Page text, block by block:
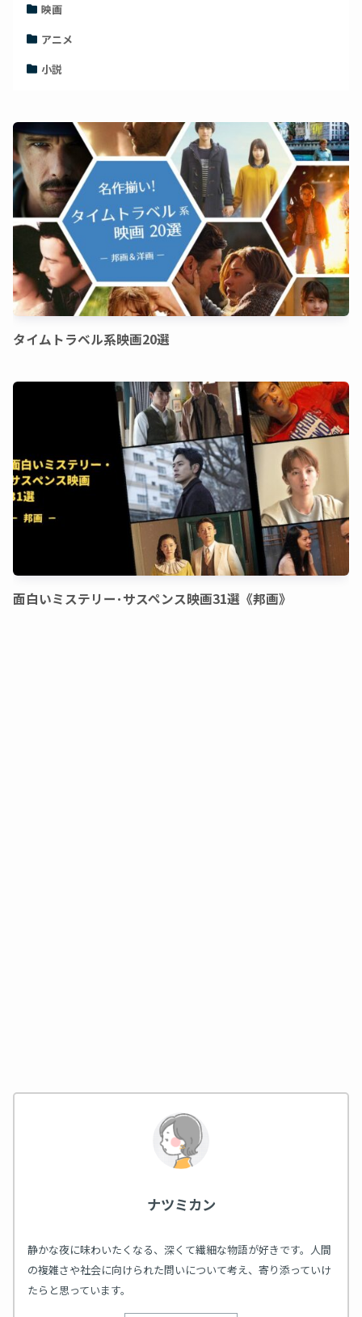
映画
アニメ
小説
タイムトラベル系映画20選
面白いミステリー･サスペンス映画31選《邦画》
ナツミカン
静かな夜に味わいたくなる、深くて繊細な物語が好きです。人間
の複雑さや社会に向けられた問いについて考え、寄り添っていけ
たらと思っています。